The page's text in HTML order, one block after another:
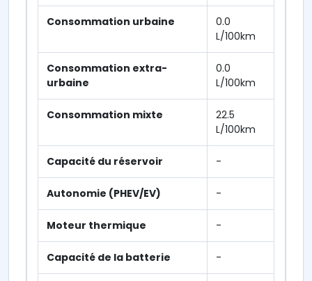
Consommation urbaine
0.0
L/100km
Consommation extra-
urbaine
0.0
L/100km
Consommation mixte
22.5
L/100km
Capacité du réservoir -
Autonomie (PHEV/EV) -
Moteur thermique -
Capacité de la batterie -